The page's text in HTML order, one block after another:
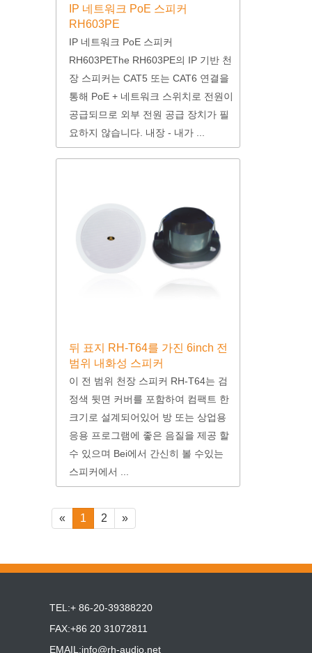
IP 네트워크 PoE 스피커
RH603PE
IP 네트워크 PoE 스피커
RH603PEThe RH603PE의 IP 기반 천
장 스피커는 CAT5 또는 CAT6 연결을
통해 PoE + 네트워크 스위치로 전원이
공급되므로 외부 전원 공급 장치가 필
요하지 않습니다. 내장 - 내가 ...
뒤 표지 RH-T64를 가진 6inch 전
범위 내화성 스피커
이 전 범위 천장 스피커 RH-T64는 검
정색 뒷면 커버를 포함하여 컴팩트 한
크기로 설계되어있어 방 또는 상업용
응용 프로그램에 좋은 음질을 제공 할
수 있으며 Bei에서 간신히 볼 수있는
스피커에서 ...
« 1 2 »
TEL:+ 86-20-39388220
FAX:+86 20 31072811
EMAIL:info@rh-audio.net